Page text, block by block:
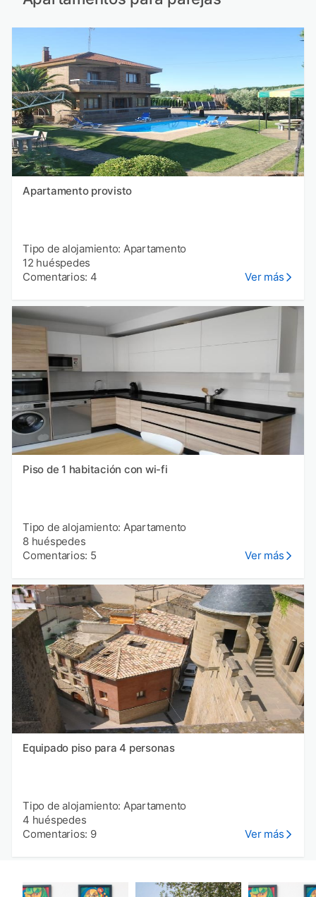
Apartamento provisto
Tipo de alojamiento: Apartamento
12 huéspedes
Comentarios: 4
Ver más
Piso de 1 habitación con wi-fi
Tipo de alojamiento: Apartamento
8 huéspedes
Comentarios: 5
Ver más
Equipado piso para 4 personas
Tipo de alojamiento: Apartamento
4 huéspedes
Comentarios: 9
Ver más